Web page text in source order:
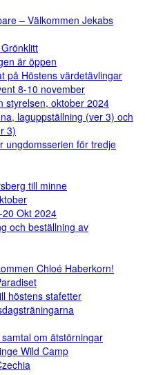
– Välkommen Jekabs
är öppen
på Höstens värdetävlingar
8-10 november
styrelsen, oktober 2024
laguppställning (ver 3) och
3)
ungdomsserien för tredje
till minne
Okt 2024
och beställning av
Chloé Haberkorn!
höstens stafetter
om ätstörningar
Wild Camp